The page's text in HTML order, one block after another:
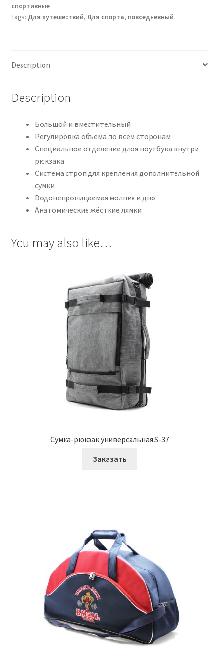
спортивные
Tags: Для путешествий, Для спорта, повседневный
Description
Description
Большой и вместительный
Регулировка объёма по всем сторонам
Специальное отделение длоя ноутбука внутри
рюкзака
Система строп для крепления дополнительной
сумки
Водонепроницаемая молния и дно
Анатомические жёсткие лямки
You may also like…
Сумка-рюкзак универсальная S-37
Заказать